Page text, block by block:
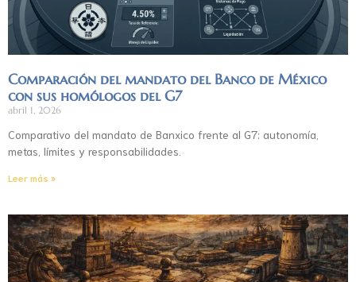
Comparación del mandato del Banco de México
con sus homólogos del G7
abril 1, 2026
Comparativo del mandato de Banxico frente al G7: autonomía,
metas, límites y responsabilidades.
Leer más »